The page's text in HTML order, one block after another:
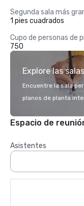
Segunda sala más
1 pies cuadrados
Cupo de personas de
750
Explore las
Encuentre la sala
planos de planta
Espacio de
Asistentes